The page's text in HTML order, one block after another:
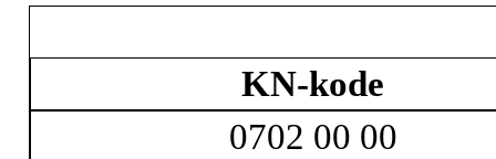
KN-kode
0702 00 00